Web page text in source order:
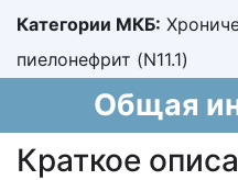
Категории МКБ:
пиелонефрит (N11.1)
Общая
Краткое